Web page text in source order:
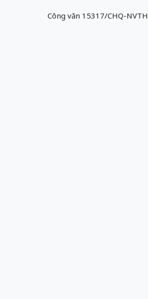
Công văn 15317/CHQ-